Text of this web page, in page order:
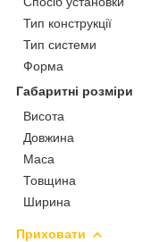
Тип конструкції
Тип системи
Форма
Габаритні розміри
Висота
Довжина
Маса
Товщина
Ширина
Приховати